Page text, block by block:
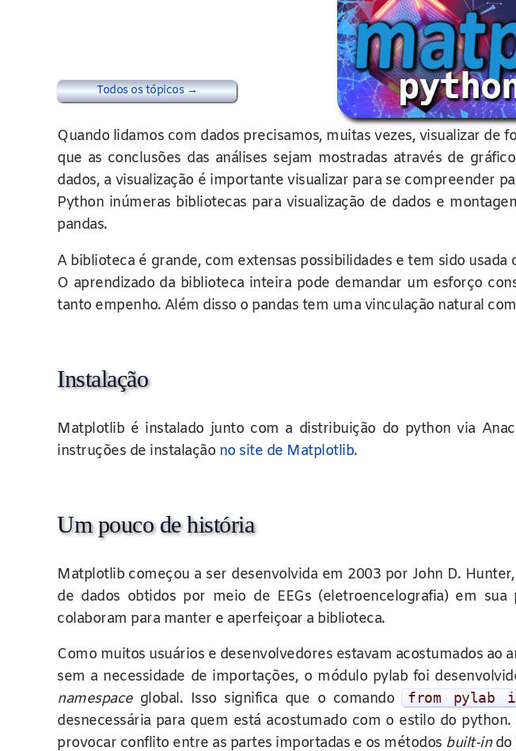
Todos os tópicos →
Quando lidamos com dados precisamos, muitas vezes, visualizar de
que as conclusões das análises sejam mostradas através de
dados, a visualização é importante visualizar para se compreender
Python inúmeras bibliotecas para visualização de dados e
pandas.
A biblioteca é grande, com extensas possibilidades e tem sido
O aprendizado da biblioteca inteira pode demandar um esforço
tanto empenho. Além disso o pandas tem uma vinculação natural
Instalação
Matplotlib é instalado junto com a distribuição do python via
instruções de instalação no site de Matplotlib.
Um pouco de história
Matplotlib começou a ser desenvolvida em 2003 por John D.
de dados obtidos por meio de EEGs (eletroencelografia) em
colaboram para manter e aperfeiçoar a biblioteca.
Como muitos usuários e desenvolvedores estavam acostumados
sem a necessidade de importações, o módulo pylab foi
namespaceglobal. Isso significa que o comando from pylab
desnecessária para quem está acostumado com o estilo do
provocar conflito entre as partes importadas e os métodos built-indo